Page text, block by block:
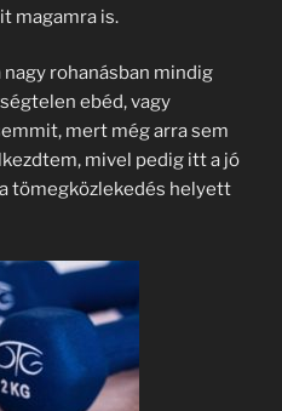
magamra is.
rohanásban mindig
ebéd, vagy
mert még arra sem
mivel pedig itt a jó
tömegközlekedés helyett